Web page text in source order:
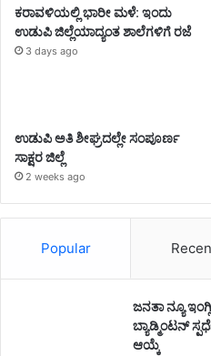
ಕರಾವಳಿಯಲ್ಲಿ ಭಾರೀ ಮಳೆ: ಇಂದು
ಉಡುಪಿ ಜಿಲ್ಲೆಯಾದ್ಯಂತ ಶಾಲೆಗಳಿಗೆ ರಜೆ
3 days ago
ಉಡುಪಿ ಅತಿ ಶೀಘ್ರದಲ್ಲೇ ಸಂಪೂರ್ಣ
ಸಾಕ್ಷರ ಜಿಲ್ಲೆ
2 weeks ago
Popular
ಜನತಾ ನ್ಯೂ
ಬ್ಯಾಡ್ಮಿಂಟನ್
ಆಯ್ಕೆ